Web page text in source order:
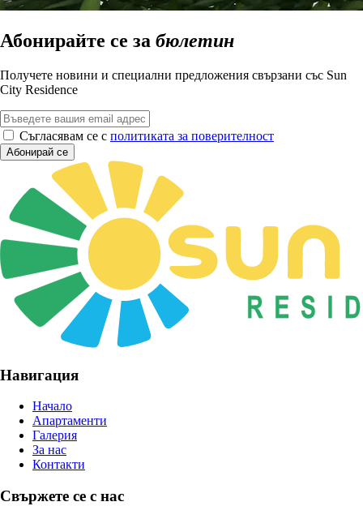
Абонирайте се за бюлетин
Получете новини и специални предложения свързани със Sun
City Residence
Съгласявам се с политиката за поверителност
Абонирай се
Навигация
Начало
Апартаменти
Галерия
За нас
Контакти
Свържете се с нас